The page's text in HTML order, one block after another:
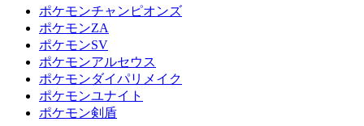
ポケモンチャンピオンズ
ポケモンZA
ポケモンSV
ポケモンアルセウス
ポケモンダイパリメイク
ポケモンユナイト
ポケモン剣盾